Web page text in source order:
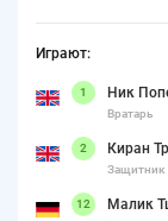
Играют:
1 Ник
Вратарь
2 Киран
Защитник
12 Малик